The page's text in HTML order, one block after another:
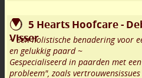
5 Hearts Hoofcare -
Visser
~ Een holistische benadering voor
en gelukkig paard ~
Gespecialiseerd in paarden met
probleem", zoals